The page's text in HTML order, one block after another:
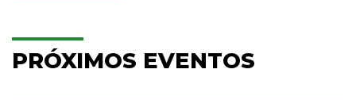
PRÓXIMOS EVENTOS